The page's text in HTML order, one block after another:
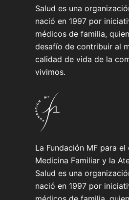
Salud es una
nació en 1997 por
médicos de familia,
desafío de contribuir al
calidad de vida de la
vivimos.
La Fundación MF para
Medicina Familiar y la
Salud es una
nació en 1997 por